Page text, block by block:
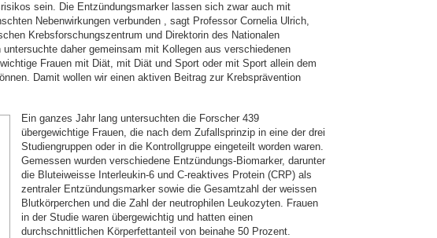
sein. Die Entzündungsmarker lassen sich zwar auch mit
Nebenwirkungen verbunden , sagt Professor Cornelia Ulrich,
Krebsforschungszentrum und Direktorin des Nationalen
daher gemeinsam mit Kollegen aus verschiedenen
Frauen mit Diät, mit Diät und Sport oder mit Sport allein dem
Damit wollen wir einen aktiven Beitrag zur Krebsprävention
Ein ganzes Jahr lang untersuchten die Forscher 439
übergewichtige Frauen, die nach dem Zufallsprinzip in eine der drei
Studiengruppen oder in die Kontrollgruppe eingeteilt worden waren.
Gemessen wurden verschiedene Entzündungs-Biomarker, darunter
die Bluteiweisse Interleukin-6 und C-reaktives Protein (CRP) als
zentraler Entzündungsmarker sowie die Gesamtzahl der weissen
Blutkörperchen und die Zahl der neutrophilen Leukozyten. Frauen
in der Studie waren übergewichtig und hatten einen
durchschnittlichen Körperfettanteil von beinahe 50 Prozent.